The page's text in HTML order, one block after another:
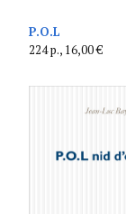
P.O.L
224 p., 16,00 €